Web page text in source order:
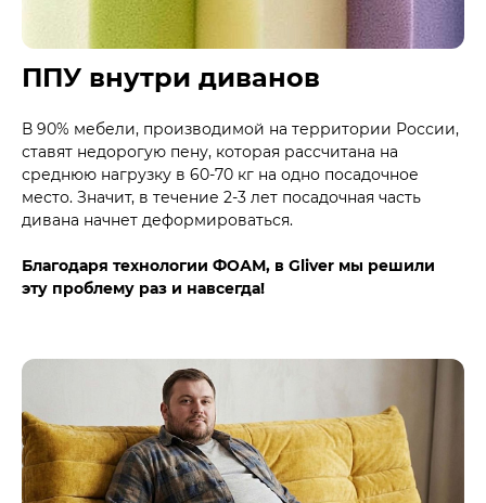
ППУ внутри диванов
В 90% мебели, производимой на территории России,
ставят недорогую пену, которая рассчитана на
среднюю нагрузку в 60-70 кг на одно посадочное
место. Значит, в течение 2-3 лет посадочная часть
дивана начнет деформироваться.
Благодаря технологии ФОАМ, в Gliver мы решили
эту проблему раз и навсегда!